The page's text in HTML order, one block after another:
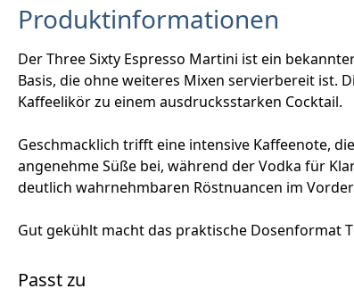
Produktinformationen
Der Three Sixty Espresso Martini ist ein
Basis, die ohne weiteres Mixen servierbereit ist.
Kaffeelikör zu einem ausdrucksstarken Cocktail.
Geschmacklich trifft eine intensive Kaffeenote,
angenehme Süße bei, während der Vodka für
deutlich wahrnehmbaren Röstnuancen im
Gut gekühlt macht das praktische Dosenformat
Passt zu